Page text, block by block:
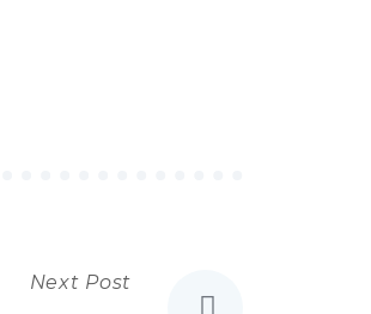
Next Post